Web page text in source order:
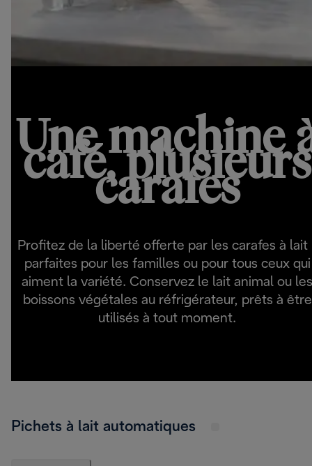
Une machine
café, plusieurs
carafes
Profitez de la liberté offerte par les carafes à lait
parfaites pour les familles ou pour tous ceux qui
aiment la variété. Conservez le lait animal ou les
boissons végétales au réfrigérateur, prêts à être
utilisés à tout moment.
Pichets à lait automatiques